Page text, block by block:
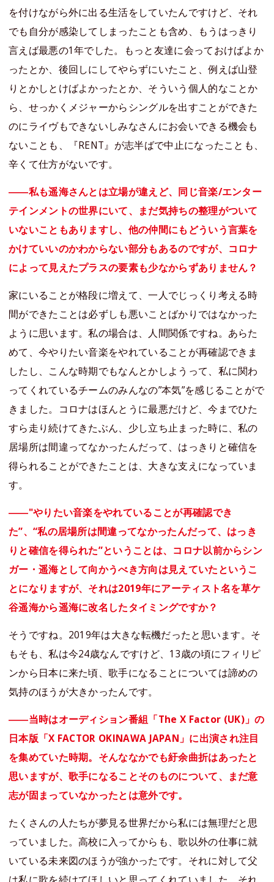
を付けながら外に出る生活をしていたんですけど、それ
でも自分が感染してしまったことも含め、もうはっきり
言えば最悪の1年でした。もっと友達に会っておけばよか
ったとか、後回しにしてやらずにいたこと、例えば山登
りとかしとけばよかったとか、そういう個人的なことか
ら、せっかくメジャーからシングルを出すことができた
のにライヴもできないしみなさんにお会いできる機会も
ないことも、『RENT』が志半ばで中止になったことも、
辛くて仕方がないです。
――私も遥海さんとは立場が違えど、同じ音楽/エンター
テインメントの世界にいて、まだ気持ちの整理がついて
いないこともありますし、他の仲間にもどういう言葉を
かけていいのかわからない部分もあるのですが、コロナ
によって見えたプラスの要素も少なからずありません？
家にいることが格段に増えて、一人でじっくり考える時
間ができたことは必ずしも悪いことばかりではなかった
ように思います。私の場合は、人間関係ですね。あらた
めて、今やりたい音楽をやれていることが再確認できま
したし、こんな時期でもなんとかしようって、私に関わ
ってくれているチームのみんなの”本気”を感じることがで
きました。コロナはほんとうに最悪だけど、今までひた
すら走り続けてきたぶん、少し立ち止まった時に、私の
居場所は間違ってなかったんだって、はっきりと確信を
得られることができたことは、大きな支えになっていま
す。
――"やりたい音楽をやれていることが再確認でき
た”、“私の居場所は間違ってなかったんだって、はっき
りと確信を得られた”ということは、コロナ以前からシン
ガー・遥海として向かうべき方向は見えていたというこ
とになりますが、それは2019年にアーティスト名を草ケ
谷遥海から遥海に改名したタイミングですか？
そうですね。2019年は大きな転機だったと思います。そ
もそも、私は今24歳なんですけど、13歳の頃にフィリピ
ンから日本に来た頃、歌手になることについては諦めの
気持のほうが大きかったんです。
――当時はオーディション番組「The X Factor (UK)」の
日本版「X FACTOR OKINAWA JAPAN」に出演され注目
を集めていた時期。そんななかでも紆余曲折はあったと
思いますが、歌手になることそのものについて、まだ意
志が固まっていなかったとは意外です。
たくさんの人たちが夢見る世界だから私には無理だと思
っていました。高校に入ってからも、歌以外の仕事に就
いている未来図のほうが強かったです。それに対して父